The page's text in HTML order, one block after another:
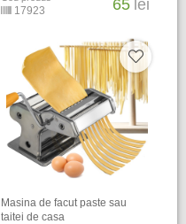
17923 65 lei
Masina de facut paste sau
taitei de casa